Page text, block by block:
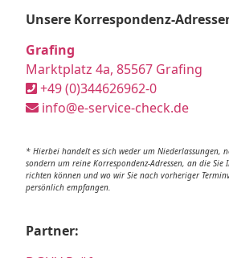
Unsere Korrespondenz-
Grafing
Marktplatz 4a, 85567 Grafing
+49 (0)344626962-0
info@e-service-check.de
* Hierbei handelt es sich weder um Niederlassungen,
sondern um reine Korrespondenz-Adressen, an die Sie
richten können und wo wir Sie nach vorheriger
persönlich empfangen.
Partner: